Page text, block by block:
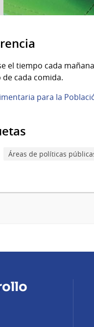
el tiempo cada
cada comida.
para la
Áreas de políticas